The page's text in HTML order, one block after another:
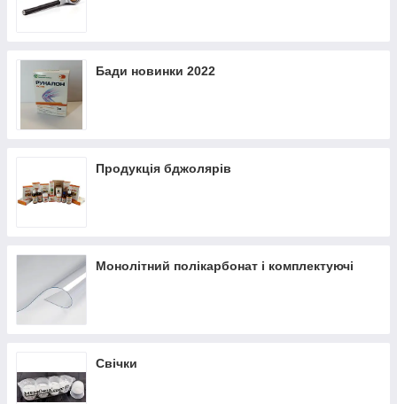
Бади новинки 2022
Продукція бджолярів
Монолітний полікарбонат і комплектуючі
Свічки